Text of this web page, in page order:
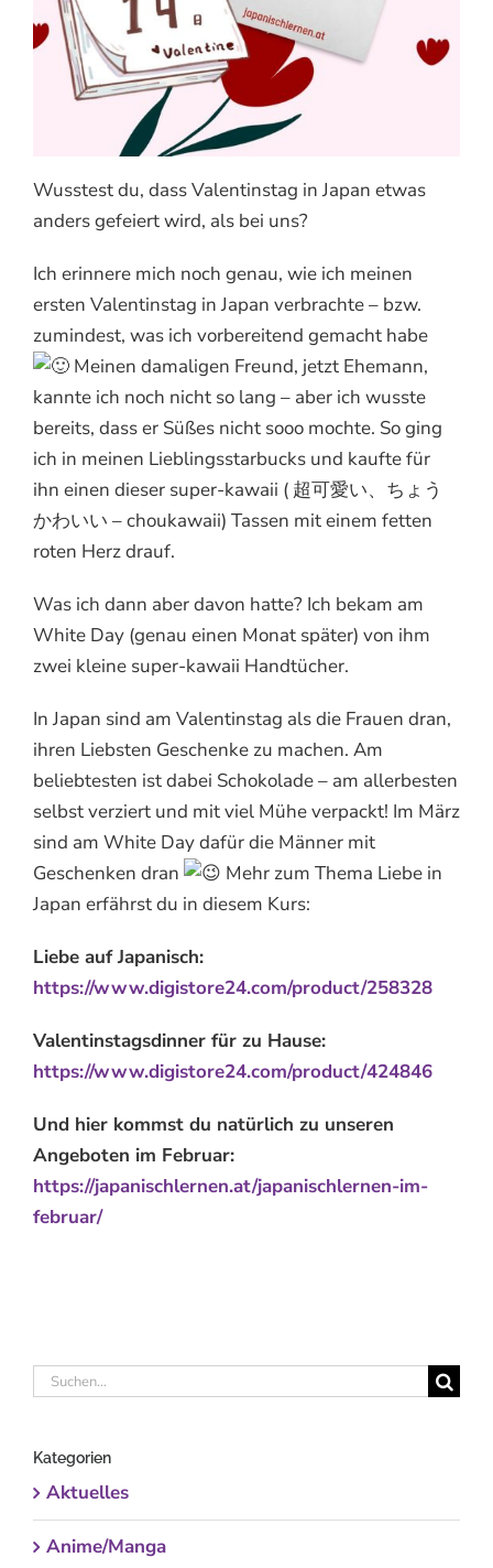
Wusstest du, dass Valentinstag in Japan etwas
anders gefeiert wird, als bei uns?
Ich erinnere mich noch genau, wie ich meinen
ersten Valentinstag in Japan verbrachte – bzw.
zumindest, was ich vorbereitend gemacht habe
Meinen damaligen Freund, jetzt Ehemann,
kannte ich noch nicht so lang – aber ich wusste
bereits, dass er Süßes nicht sooo mochte. So ging
ich in meinen Lieblingsstarbucks und kaufte für
ihn einen dieser super-kawaii ( 超可愛い、ちょう
かわいい – choukawaii) Tassen mit einem fetten
roten Herz drauf.
Was ich dann aber davon hatte? Ich bekam am
White Day (genau einen Monat später) von ihm
zwei kleine super-kawaii Handtücher.
In Japan sind am Valentinstag als die Frauen dran,
ihren Liebsten Geschenke zu machen. Am
beliebtesten ist dabei Schokolade – am allerbesten
selbst verziert und mit viel Mühe verpackt! Im März
sind am White Day dafür die Männer mit
Geschenken dran
Mehr zum Thema Liebe in
Japan erfährst du in diesem Kurs:
Liebe auf Japanisch:
https://www.digistore24.com/product/258328
Valentinstagsdinner für zu Hause:
https://www.digistore24.com/product/424846
Und hier kommst du natürlich zu unseren
Angeboten im Februar:
https://japanischlernen.at/japanischlernen-im-
februar/
Suche
Kategorien
Aktuelles
Anime/Manga